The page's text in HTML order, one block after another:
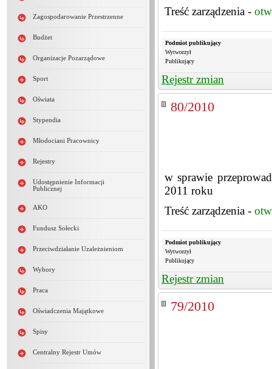
Zagospodarowanie Przestrzenne
Budżet
Organizacje Pozarządowe
Sport
Oświata
Stypendia
Młodociani Pracownicy
Rejestry
Udostępnienie Informacji
Publicznej
AKO
Fundusz Sołecki
Przeciwdziałanie Uzależnieniom
Wybory
Praca
Oświadczenia Majątkowe
Spisy
Centralny Rejestr Umów
Treść zarządzenia -
Podmiot publikujący
Wytworzył
Publikujący
Rejestr zmian
80/2010
w sprawie
2011 roku
Treść zarządzenia -
Podmiot publikujący
Wytworzył
Publikujący
Rejestr zmian
79/2010